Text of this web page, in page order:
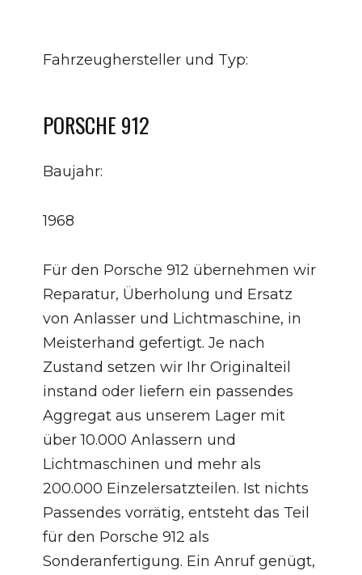
Fahrzeughersteller und Typ:
PORSCHE 912
Baujahr:
1968
Für den Porsche 912 übernehmen wir
Reparatur, Überholung und Ersatz
von Anlasser und Lichtmaschine, in
Meisterhand gefertigt. Je nach
Zustand setzen wir Ihr Originalteil
instand oder liefern ein passendes
Aggregat aus unserem Lager mit
über 10.000 Anlassern und
Lichtmaschinen und mehr als
200.000 Einzelersatzteilen. Ist nichts
Passendes vorrätig, entsteht das Teil
für den Porsche 912 als
Sonderanfertigung. Ein Anruf genügt,